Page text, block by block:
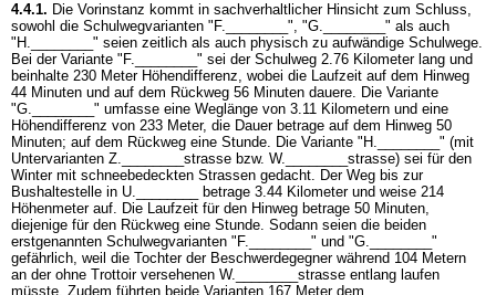
4.4.1. Die Vorinstanz kommt in sachverhaltlicher Hinsicht zum Schluss,
sowohl die Schulwegvarianten "F.________", "G.________" als auch
"H.________" seien zeitlich als auch physisch zu aufwändige Schulwege.
Bei der Variante "F.________" sei der Schulweg 2.76 Kilometer lang und
beinhalte 230 Meter Höhendifferenz, wobei die Laufzeit auf dem Hinweg
44 Minuten und auf dem Rückweg 56 Minuten dauere. Die Variante
"G.________" umfasse eine Weglänge von 3.11 Kilometern und eine
Höhendifferenz von 233 Meter, die Dauer betrage auf dem Hinweg 50
Minuten; auf dem Rückweg eine Stunde. Die Variante "H.________" (mit
Untervarianten Z.________strasse bzw. W.________strasse) sei für den
Winter mit schneebedeckten Strassen gedacht. Der Weg bis zur
Bushaltestelle in U.________ betrage 3.44 Kilometer und weise 214
Höhenmeter auf. Die Laufzeit für den Hinweg betrage 50 Minuten,
diejenige für den Rückweg eine Stunde. Sodann seien die beiden
erstgenannten Schulwegvarianten "F.________" und "G.________"
gefährlich, weil die Tochter der Beschwerdegegner während 104 Metern
an der ohne Trottoir versehenen W.________strasse entlang laufen
müsste. Zudem führten beide Varianten 167 Meter dem